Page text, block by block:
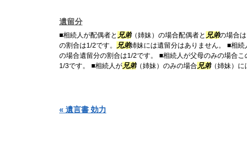
遺留分
■相続人が配偶者と 兄弟（姉妹）の場合配偶者と 兄弟の場合
の割合は1/2です。
兄弟姉妹には遺留分はありません。 ■相
の場合遺留分の割合は1/2です。 ■相続人が父母のみの場合
1/3です。 ■相続人が兄弟（姉妹）のみの場合 兄弟（姉妹）に
« 遺言書 効力